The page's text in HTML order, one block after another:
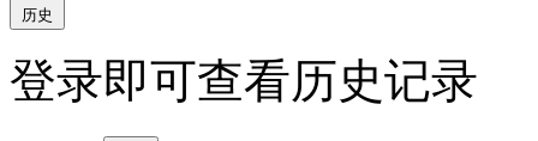
历史
登录即可查看历史记录